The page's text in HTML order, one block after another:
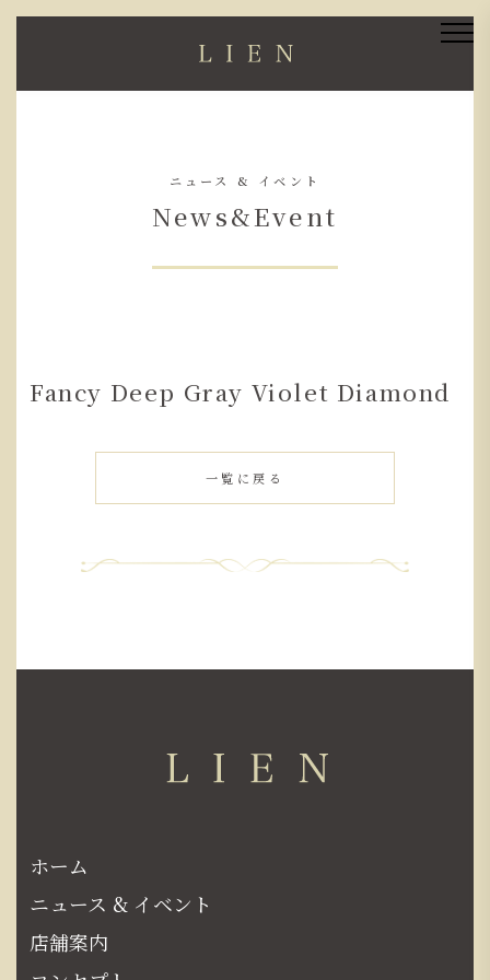
ニュース & イベント
News&Event
Fancy Deep Gray Violet Diamond
一覧に戻る
ホーム
ニュース & イベント
店舗案内